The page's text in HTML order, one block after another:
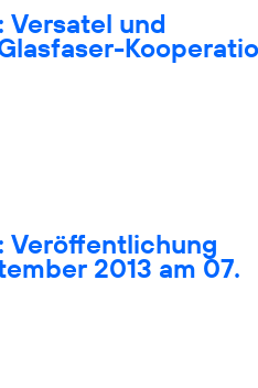
Versatel und
Veröffentlichung
2013 am 07.